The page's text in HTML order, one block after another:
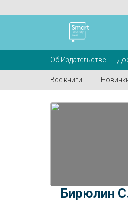
Об Издательстве
Все книги
Бирюлин